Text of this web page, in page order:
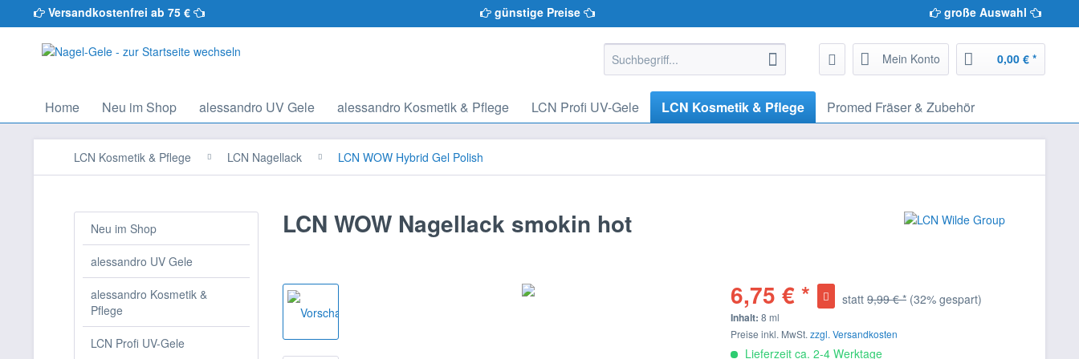
Versandkostenfrei ab 75 € günstige Preise große Auswahl
Mein Konto 0,00 € *
Home Neu im Shop alessandro UV Gele alessandro Kosmetik & Pflege LCN Profi UV-Gele LCN Kosmetik & Pflege Promed Fräser & Zubehör
LCN Kosmetik & Pflege LCN Nagellack LCN WOW Hybrid Gel Polish
Neu im Shop
alessandro UV Gele
alessandro Kosmetik &
Pflege
LCN Profi UV-Gele
LCN WOW Nagellack smokin hot
6,75 € * statt 9,99 € * (32% gespart)
Inhalt: 8 ml
Preise inkl. MwSt. zzgl. Versandkosten
Lieferzeit ca. 2-4 Werktage